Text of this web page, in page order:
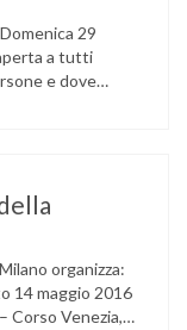
29
a tutti
e dove
organizza:
14 maggio 2016
Corso Venezia,